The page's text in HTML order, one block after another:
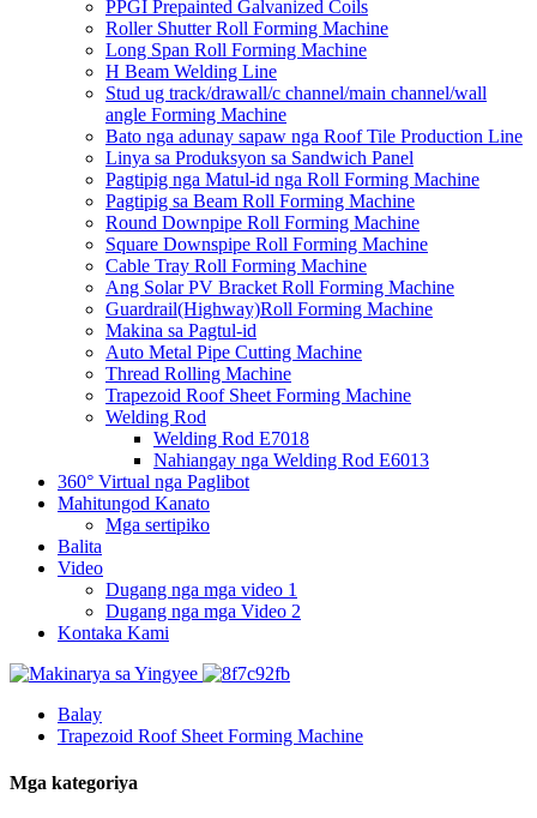
PPGI Prepainted Galvanized Coils
Roller Shutter Roll Forming Machine
Long Span Roll Forming Machine
H Beam Welding Line
Stud ug track/drawall/c channel/main channel/wall
angle Forming Machine
Bato nga adunay sapaw nga Roof Tile Production Line
Linya sa Produksyon sa Sandwich Panel
Pagtipig nga Matul-id nga Roll Forming Machine
Pagtipig sa Beam Roll Forming Machine
Round Downpipe Roll Forming Machine
Square Downspipe Roll Forming Machine
Cable Tray Roll Forming Machine
Ang Solar PV Bracket Roll Forming Machine
Guardrail(Highway)Roll Forming Machine
Makina sa Pagtul-id
Auto Metal Pipe Cutting Machine
Thread Rolling Machine
Trapezoid Roof Sheet Forming Machine
Welding Rod
Welding Rod E7018
Nahiangay nga Welding Rod E6013
360° Virtual nga Paglibot
Mahitungod Kanato
Mga sertipiko
Balita
Video
Dugang nga mga video 1
Dugang nga mga Video 2
Kontaka Kami
Balay
Trapezoid Roof Sheet Forming Machine
Mga kategoriya